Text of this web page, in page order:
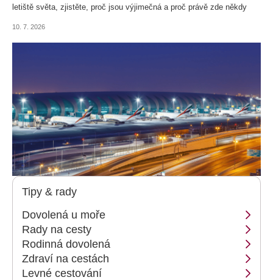
letiště světa, zjistěte, proč jsou výjimečná a proč právě zde někdy
10. 7. 2026
Tipy & rady
Dovolená u moře
Rady na cesty
Rodinná dovolená
Zdraví na cestách
Levné cestování